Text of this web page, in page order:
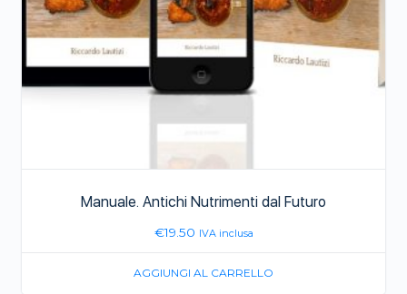
Manuale. Antichi Nutrimenti dal Futuro
€19.50 IVA inclusa
AGGIUNGI AL CARRELLO